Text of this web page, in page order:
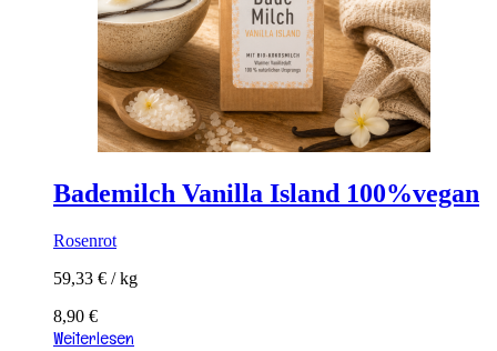
Bademilch Vanilla Island 100%vegan
Rosenrot
59,33 € /kg
8,90 €
Weiterlesen